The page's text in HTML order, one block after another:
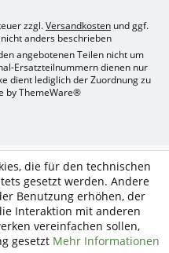
zzgl.Versandkosten und ggf.
anders beschrieben
angebotenen Teilen nicht um
Ersatzteilnummern dienen nur
dient lediglich der Zuordnung zu
byThemeWare®
die für den technischen
gesetzt werden. Andere
Benutzung erhöhen, der
Interaktion mit anderen
vereinfachen sollen,
gesetzt Mehr Informationen